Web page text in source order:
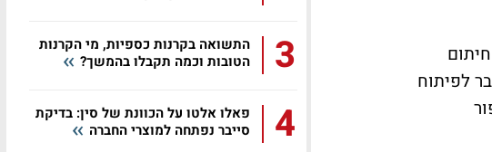
חיתום
בעבר לפיתוח
3
התשואה בקרנות כספיות, מי הקרנות
הטובות וכמה תקבלו בהמשך?
4
פאלו אלטו על הכוונת של סין: בדיקת
סייבר נפתחה למוצרי החברה